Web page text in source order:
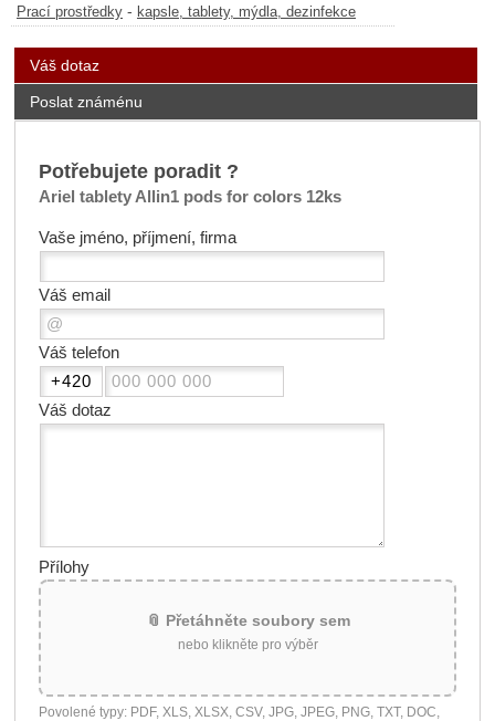
Prací prostředky - kapsle, tablety, mýdla, dezinfekce
Váš dotaz
Poslat známénu
Potřebujete poradit ?
Ariel tablety Allin1 pods for colors 12ks
Vaše jméno, příjmení, firma
Váš email
Váš telefon
Váš dotaz
Přílohy
📎 Přetáhněte soubory sem
nebo klikněte pro výběr
Povolené typy: PDF, XLS, XLSX, CSV, JPG, JPEG, PNG, TXT, DOC,